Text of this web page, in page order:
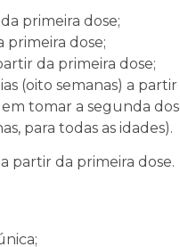
primeira dose;
primeira dose;
da primeira dose;
(oito semanas) a
tomar a segunda
para todas as idades).
a partir da primeira dose.